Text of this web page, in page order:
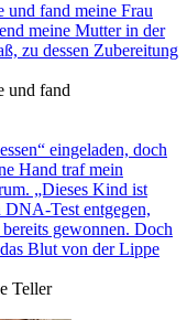
und fand meine Frau
meine Mutter in der
zu dessen Zubereitung
und fand
eingeladen, doch
Hand traf mein
„Dieses Kind ist
Test entgegen,
gewonnen. Doch
Blut von der Lippe
Teller